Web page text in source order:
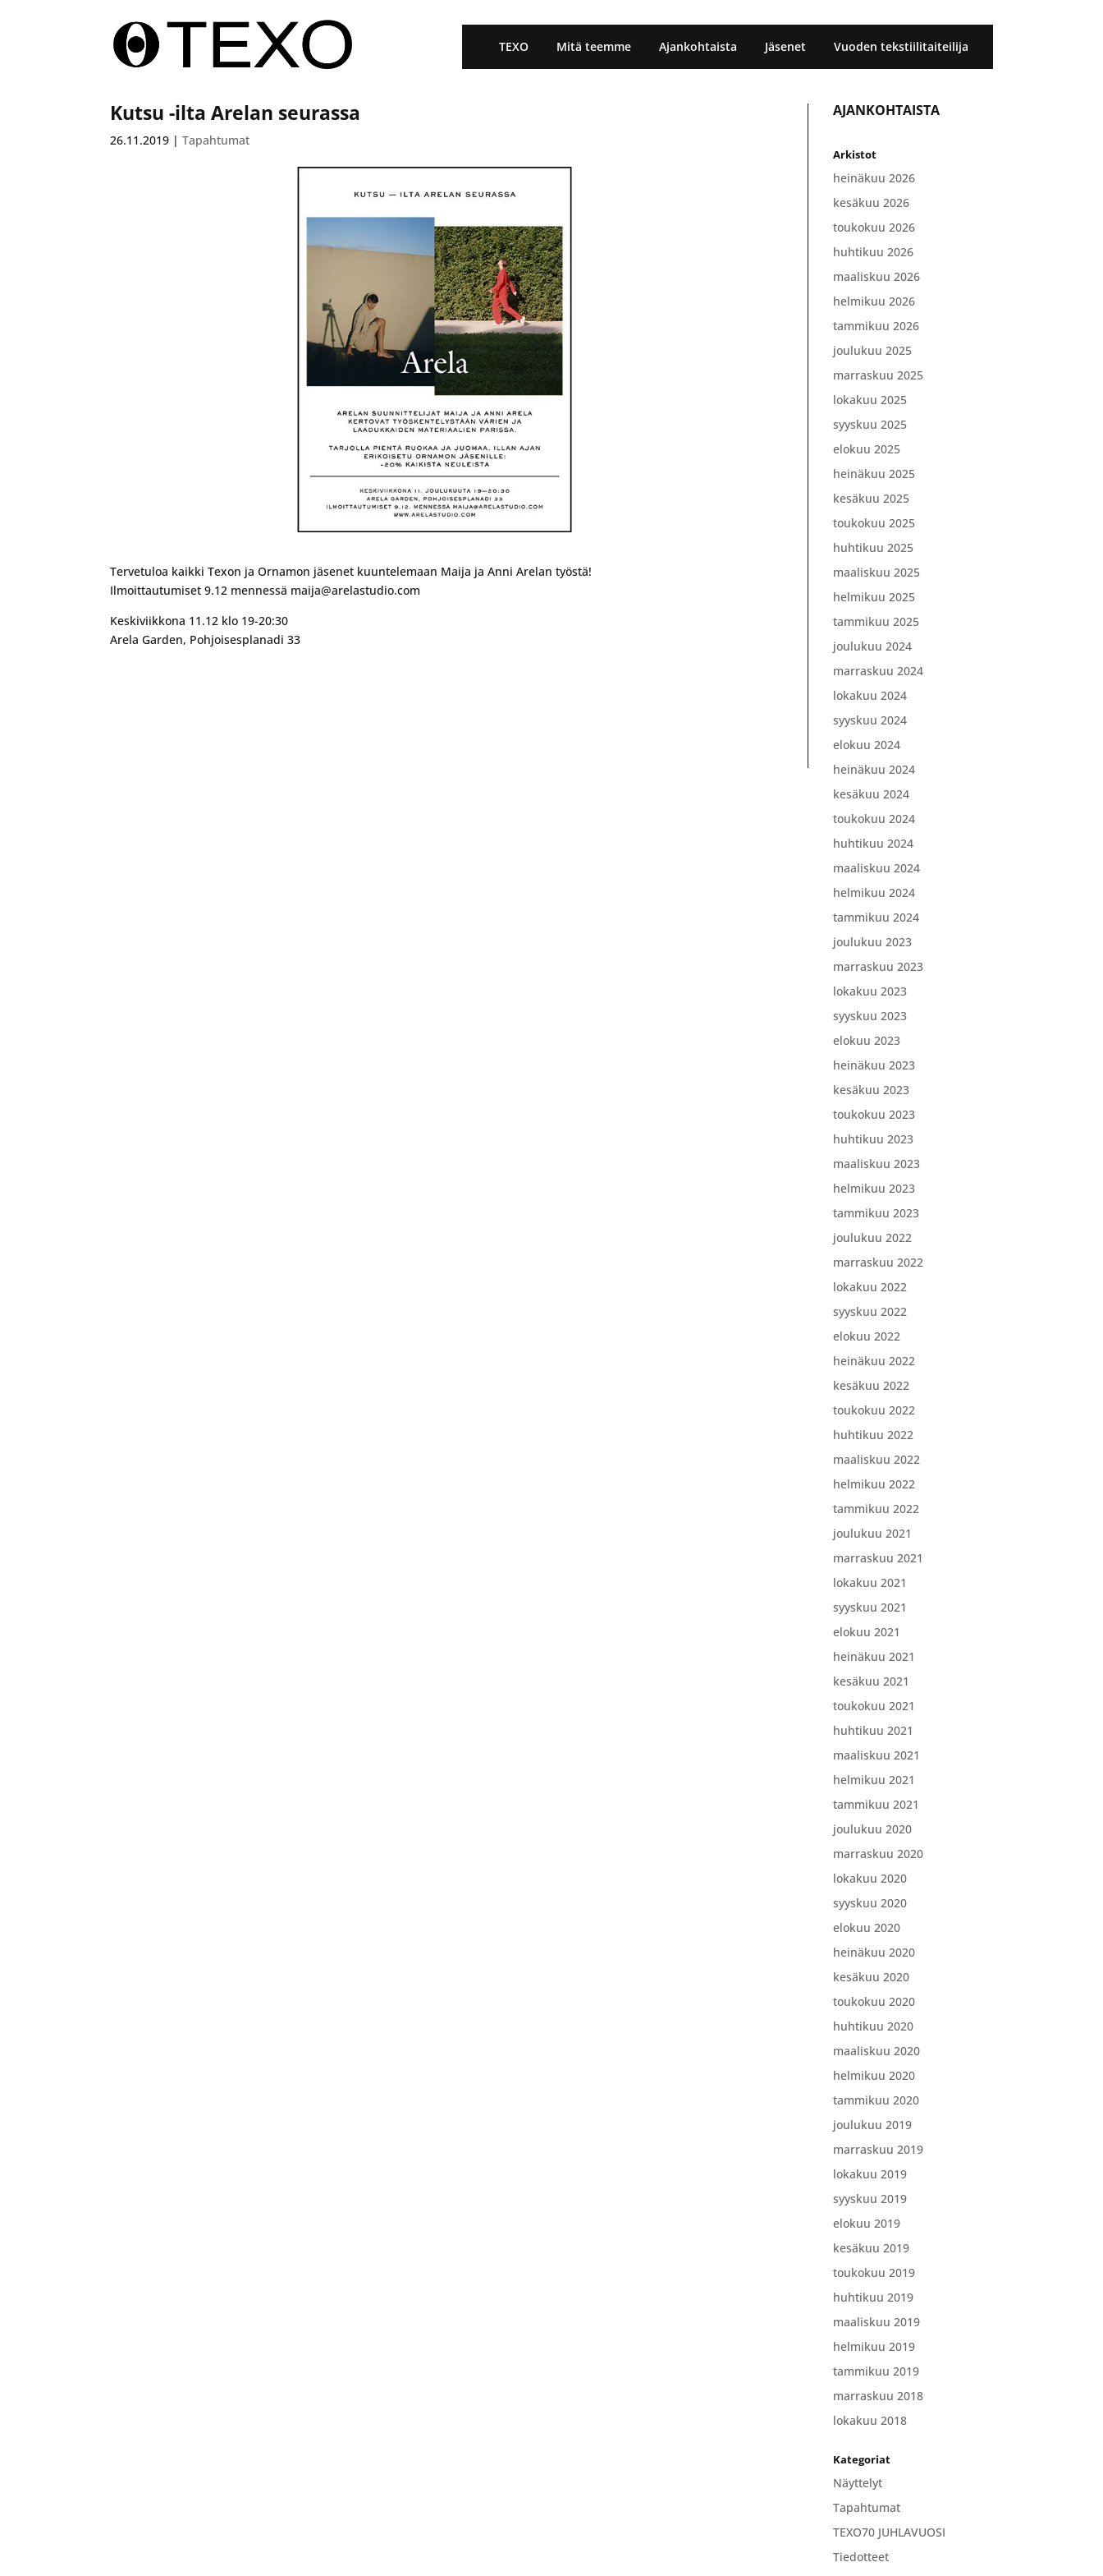
TEXO Mitä teemme Ajankohtaista Jäsenet Vuoden tekstiilitaiteilija
Kutsu -ilta Arelan seurassa
26.11.2019 |Tapahtumat
Tervetuloa kaikki Texon ja Ornamon jäsenet kuuntelemaan Maija ja Anni Arelan työstä!
Ilmoittautumiset 9.12 mennessä maija@arelastudio.com
Keskiviikkona 11.12 klo 19-20:30
Arela Garden, Pohjoisesplanadi 33
AJANKOHTAISTA
Arkistot
heinäkuu 2026
kesäkuu 2026
toukokuu 2026
huhtikuu 2026
maaliskuu 2026
helmikuu 2026
tammikuu 2026
joulukuu 2025
marraskuu 2025
lokakuu 2025
syyskuu 2025
elokuu 2025
heinäkuu 2025
kesäkuu 2025
toukokuu 2025
huhtikuu 2025
maaliskuu 2025
helmikuu 2025
tammikuu 2025
joulukuu 2024
marraskuu 2024
lokakuu 2024
syyskuu 2024
elokuu 2024
heinäkuu 2024
kesäkuu 2024
toukokuu 2024
huhtikuu 2024
maaliskuu 2024
helmikuu 2024
tammikuu 2024
joulukuu 2023
marraskuu 2023
lokakuu 2023
syyskuu 2023
elokuu 2023
heinäkuu 2023
kesäkuu 2023
toukokuu 2023
huhtikuu 2023
maaliskuu 2023
helmikuu 2023
tammikuu 2023
joulukuu 2022
marraskuu 2022
lokakuu 2022
syyskuu 2022
elokuu 2022
heinäkuu 2022
kesäkuu 2022
toukokuu 2022
huhtikuu 2022
maaliskuu 2022
helmikuu 2022
tammikuu 2022
joulukuu 2021
marraskuu 2021
lokakuu 2021
syyskuu 2021
elokuu 2021
heinäkuu 2021
kesäkuu 2021
toukokuu 2021
huhtikuu 2021
maaliskuu 2021
helmikuu 2021
tammikuu 2021
joulukuu 2020
marraskuu 2020
lokakuu 2020
syyskuu 2020
elokuu 2020
heinäkuu 2020
kesäkuu 2020
toukokuu 2020
huhtikuu 2020
maaliskuu 2020
helmikuu 2020
tammikuu 2020
joulukuu 2019
marraskuu 2019
lokakuu 2019
syyskuu 2019
elokuu 2019
kesäkuu 2019
toukokuu 2019
huhtikuu 2019
maaliskuu 2019
helmikuu 2019
tammikuu 2019
marraskuu 2018
lokakuu 2018
Kategoriat
Näyttelyt
Tapahtumat
TEXO70 JUHLAVUOSI
Tiedotteet